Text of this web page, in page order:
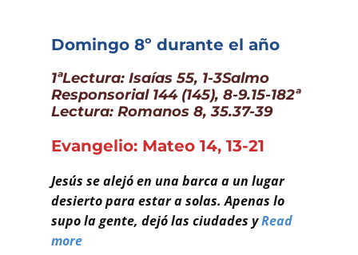
Domingo 8º durante el año
1ªLectura: Isaías 55, 1-3Salmo
Responsorial 144 (145), 8-9.15-182ª
Lectura: Romanos 8, 35.37-39
Evangelio: Mateo 14, 13-21
Jesús se alejó en una barca a un lugar
desierto para estar a solas. Apenas lo
supo la gente, dejó las ciudades yRead
more